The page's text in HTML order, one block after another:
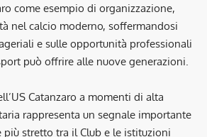
come esempio di organizzazione,
nel calcio moderno, soffermandosi
e sulle opportunità professionali
può offrire alle nuove generazioni.
Catanzaro a momenti di alta
rappresenta un segnale importante
stretto tra il Club e le istituzioni